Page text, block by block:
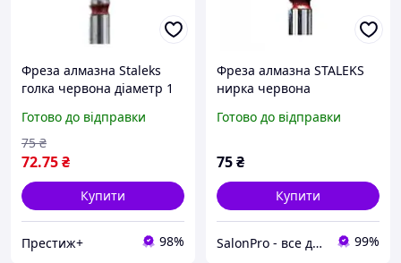
Фреза алмазна Staleks
голка червона діаметр 1
original
Готово до відправки
72.75₴
75 ₴
Купити
Престиж+ 98%
Фреза алмазна STALEKS
нирка червона
мм/ робоча частина 3,4
Готово до відправки
75₴
Купити
SalonPro - все для Вашої краси 99%